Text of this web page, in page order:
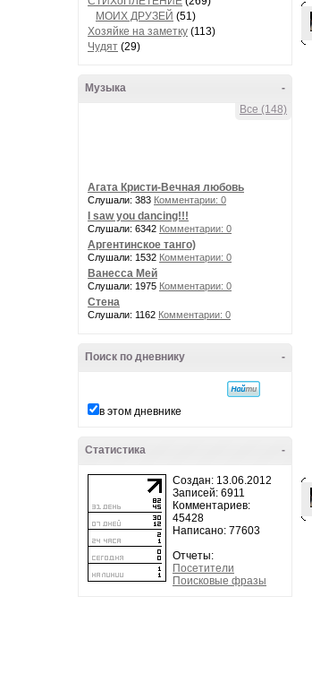
МОИХ ДРУЗЕЙ (51)
Хозяйке на заметку (113)
Чудят (29)
-
Музыка
Все (148)
Агата Кристи-Вечная любовь
Слушали: 383 Комментарии: 0
I saw you dancing!!!
Слушали: 6342 Комментарии: 0
Аргентинское танго)
Слушали: 1532 Комментарии: 0
Ванесса Мей
Слушали: 1975 Комментарии: 0
Стена
Слушали: 1162 Комментарии: 0
-
Поиск по дневнику
в этом дневнике
-
Статистика
Создан: 13.06.2012
Записей: 6911
Комментариев:
45428
Написано: 77603
Отчеты:
Посетители
Поисковые фразы